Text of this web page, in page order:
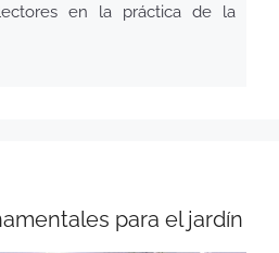
en la práctica de la
para el jardín